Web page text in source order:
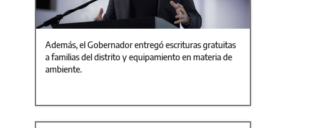
Además, el Gobernador entregó escrituras gratuitas
a familias del distrito y equipamiento en materia de
ambiente.